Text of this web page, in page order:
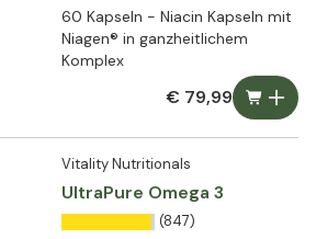
60 Kapseln - Niacin Kapseln mit
Niagen® in ganzheitlichem
Komplex
€ 79,99
Vitality Nutritionals
UltraPure Omega 3
(847)